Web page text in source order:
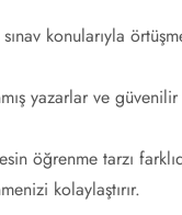
konularıyla
yazarlar ve
öğrenme tarzı
kolaylaştırır.